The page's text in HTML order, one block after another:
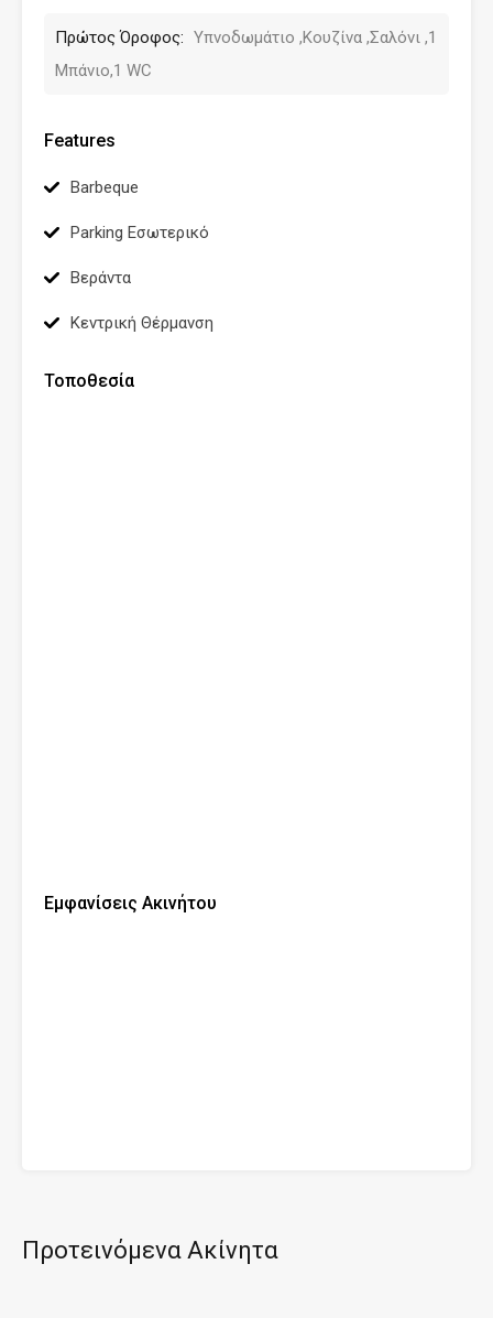
Πρώτος Όροφος: Υπνοδωμάτιο ,Κουζίνα ,Σαλόνι ,1
Μπάνιo,1 WC
Features
Barbeque
Parking Εσωτερικό
Βεράντα
Κεντρική Θέρμανση
Τοποθεσία
Εμφανίσεις Ακινήτου
Προτεινόμενα Ακίνητα